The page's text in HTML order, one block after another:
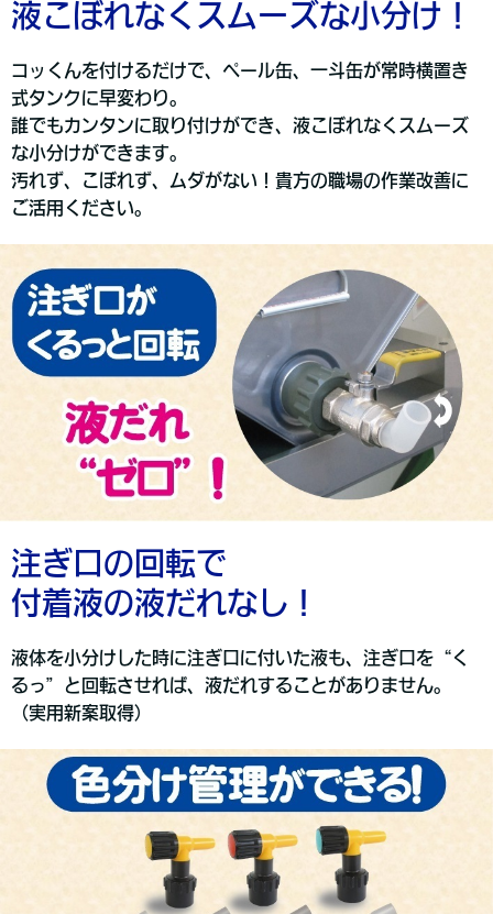
液こぼれなくスムーズな小分け！
コッくんを付けるだけで、ペール缶、一斗缶が常時横置き
式タンクに早変わり。
誰でもカンタンに取り付けができ、液こぼれなくスムーズ
な小分けができます。
汚れず、こぼれず、ムダがない！貴方の職場の作業改善に
ご活用ください。
注ぎ口の回転で
付着液の液だれなし！
液体を小分けした時に注ぎ口に付いた液も、注ぎ口を“く
るっ”と回転させれば、液だれすることがありません。
（実用新案取得）